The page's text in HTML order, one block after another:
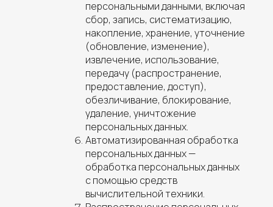
персональными данными, включая
сбор, запись, систематизацию,
накопление, хранение, уточнение
(обновление, изменение),
извлечение, использование,
передачу (распространение,
предоставление, доступ),
обезличивание, блокирование,
удаление, уничтожение
персональных данных.
Автоматизированная обработка
персональных данных —
обработка персональных данных
с помощью средств
вычислительной техники.